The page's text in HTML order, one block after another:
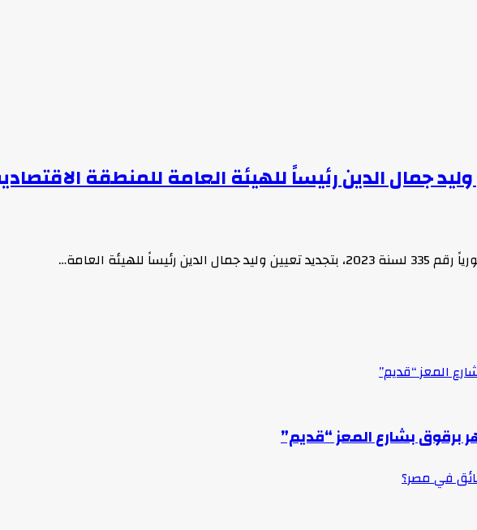
جمال الدين رئيساً للهيئة العامة للمنطقة
العامة…
المعز “قديم”
برقوق بشارع المعز “قديم”
في مصر؟